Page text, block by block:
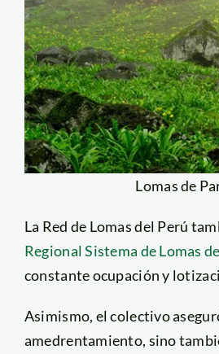
Lomas de
La Red de Lomas del Perú
Regional Sistema de Lomas
constante ocupación y
Asimismo, el colectivo
amedrentamiento, sino